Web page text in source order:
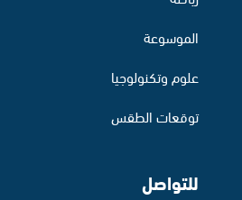
الموسوعة
علوم وتكنولوجيا
توقعات الطقس
للتواصل